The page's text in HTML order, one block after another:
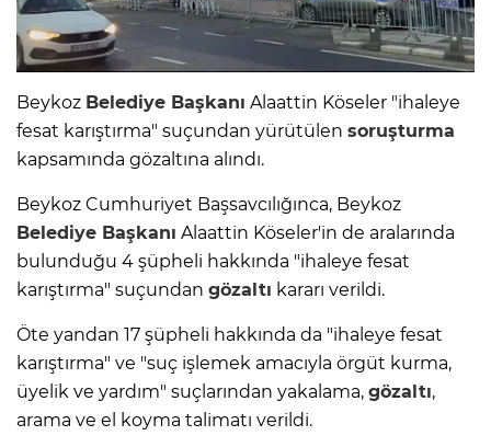
Beykoz Belediye Başkanı Alaattin Köseler "ihaleye
fesat karıştırma" suçundan yürütülen soruşturma
kapsamında gözaltına alındı.
Beykoz Cumhuriyet Başsavcılığınca, Beykoz
Belediye Başkanı Alaattin Köseler'in de aralarında
bulunduğu 4 şüpheli hakkında "ihaleye fesat
karıştırma" suçundan gözaltı kararı verildi.
Öte yandan 17 şüpheli hakkında da "ihaleye fesat
karıştırma" ve "suç işlemek amacıyla örgüt kurma,
üyelik ve yardım" suçlarından yakalama, gözaltı,
arama ve el koyma talimatı verildi.